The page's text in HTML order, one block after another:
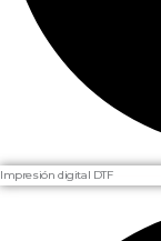
Impresión digital DTF